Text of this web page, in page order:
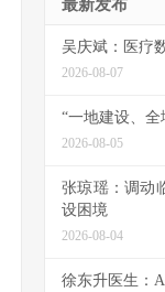
最新发布
吴庆斌：医疗
2026-08-07
“一地建设、
2026-08-05
张琼瑶：调动
设困境
2026-08-04
徐东升医生：